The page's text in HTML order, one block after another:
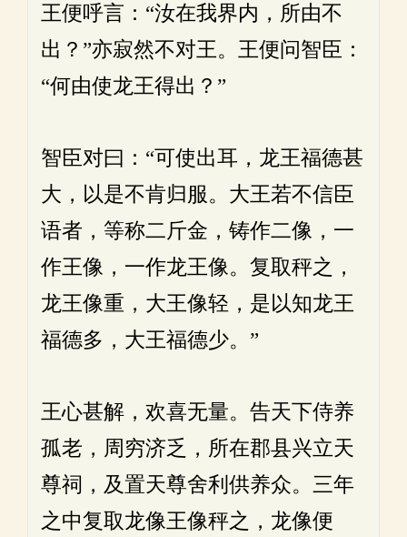
王便呼言：“汝在我界内，所由不
出？”亦寂然不对王。王便问智臣：
“何由使龙王得出？”
智臣对曰：“可使出耳，龙王福德甚
大，以是不肯归服。大王若不信臣
语者，等称二斤金，铸作二像，一
作王像，一作龙王像。复取秤之，
龙王像重，大王像轻，是以知龙王
福德多，大王福德少。”
王心甚解，欢喜无量。告天下侍养
孤老，周穷济乏，所在郡县兴立天
尊祠，及置天尊舍利供养众。三年
之中复取龙像王像秤之，龙像便